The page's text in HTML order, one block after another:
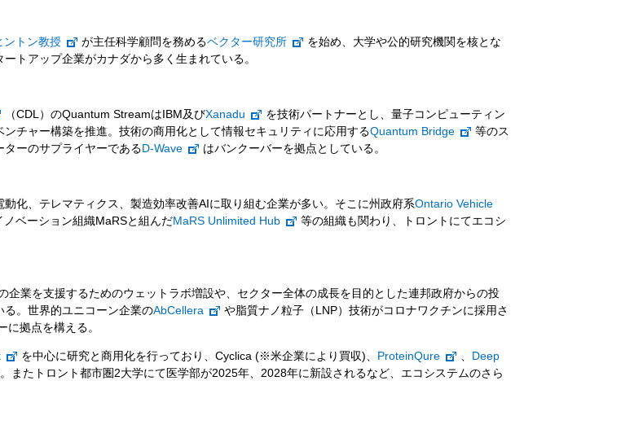
ントン教授 が主任科学顧問を務めるベクター研究所
を始め、大学や公的研究機関を核とな
トアップ企業がカナダから多く生まれている。
（CDL）のQuantum StreamはIBM及びXanadu
を技術パートナーとし、量子コンピューティン
チャー構築を推進。技術の商用化として情報セキュリティに応用するQuantum Bridge
等のス
ーのサプライヤーであるD-Wave はバンクーバーを拠点としている。
化、テレマティクス、製造効率改善AIに取り組む企業が多い。そこに州政府系Ontario Vehicle
ノベーション組織MaRSと組んだMaRS Unlimited Hub
等の組織も関わり、トロントにてエコシ
業を支援するためのウェットラボ増設や、セクター全体の成長を目的とした連邦政府からの投
。世界的ユニコーン企業のAbCellera
や脂質ナノ粒子（LNP）技術がコロナワクチンに採用さ
拠点を構える。
を中心に研究と商用化を行っており、Cyclica (※米企業により買収)、 ProteinQure
Deep
またトロント都市圏2大学にて医学部が2025年、2028年に新設されるなど、エコシステムのさら